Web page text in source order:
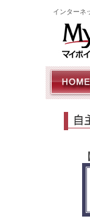
インターネ